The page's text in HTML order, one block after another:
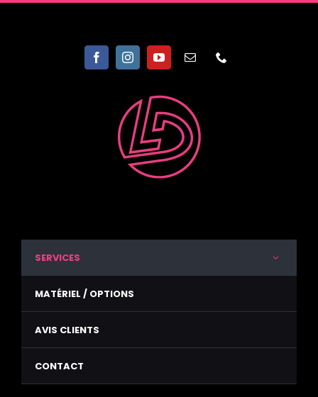
SERVICES
Mariage
Anniversaire
Bar/Club
MATÉRIEL / OPTIONS
AVIS CLIENTS
CONTACT